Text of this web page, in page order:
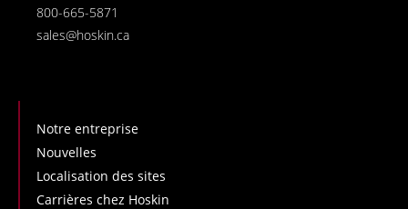
800-665-5871
sales@hoskin.ca
Notre entreprise
Nouvelles
Localisation des sites
Carrières chez Hoskin